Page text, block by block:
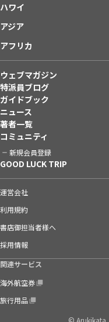
ハワイ
アジア
アフリカ
ウェブマガジン
特派員ブログ
ガイドブック
ニュース
著者一覧
コミュニティ
新規会員登録
GOOD LUCK TRIP
運営会社
利用規約
書店御担当者様へ
採用情報
関連サービス
海外航空券
旅行用品
© Arukikata.